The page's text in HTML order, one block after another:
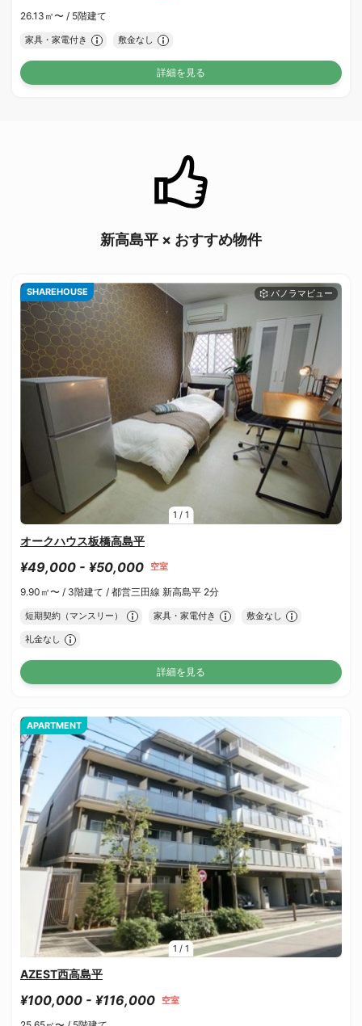
26.13㎡〜 / 5階建て
家具・家電付き 敷金なし
詳細を見る
新高島平 × おすすめ物件
1 / 1
SHAREHOUSE
オークハウス板橋高島平
¥49,000 - ¥50,000 空室
9.90㎡〜 / 3階建て / 都営三田線 新高島平 2分
短期契約（マンスリー） 家具・家電付き 敷金なし
礼金なし
詳細を見る
1 / 1
APARTMENT
AZEST西高島平
¥100,000 - ¥116,000 空室